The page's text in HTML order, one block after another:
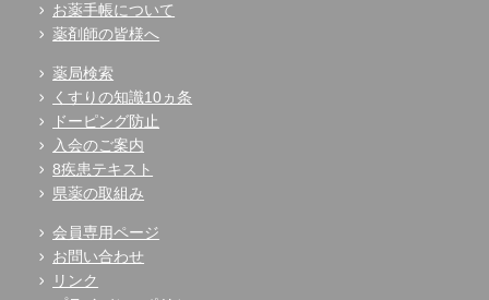
お薬手帳について
薬剤師の皆様へ
薬局検索
くすりの知識10ヵ条
ドーピング防止
入会のご案内
8疾患テキスト
県薬の取組み
会員専用ページ
お問い合わせ
リンク